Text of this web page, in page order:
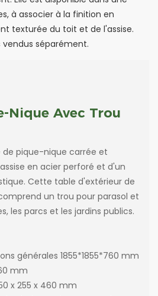
à associer à la finition en
texturée du toit et de l'assise.
vendus séparément.
Nique Avec Trou
de pique-nique carrée et
en acier perforé et d'un
Cette table d'extérieur de
un trou pour parasol et
les parcs et les jardins publics.
générales 1855*1855*760 mm
mm
x 255 x 460 mm